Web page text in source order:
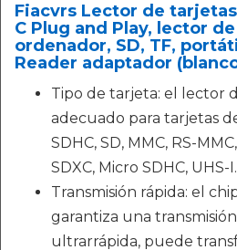
Fiacvrs Lector de tarjetas
C Plug and Play, lector
ordenador, SD, TF,
Reader adaptador
Tipo de tarjeta: el lector
adecuado para tarjetas
SDHC, SD, MMC, RS-
SDXC, Micro SDHC, UHS-I.
Transmisión rápida: el
garantiza una
ultrarrápida, puede